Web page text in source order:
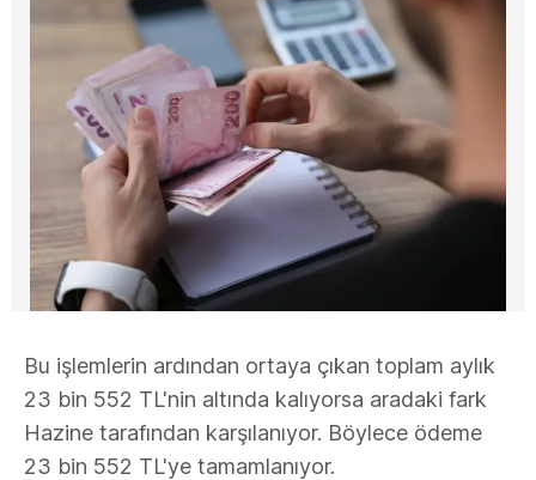
Bu işlemlerin ardından ortaya çıkan toplam aylık
23 bin 552 TL'nin altında kalıyorsa aradaki fark
Hazine tarafından karşılanıyor. Böylece ödeme
23 bin 552 TL'ye tamamlanıyor.